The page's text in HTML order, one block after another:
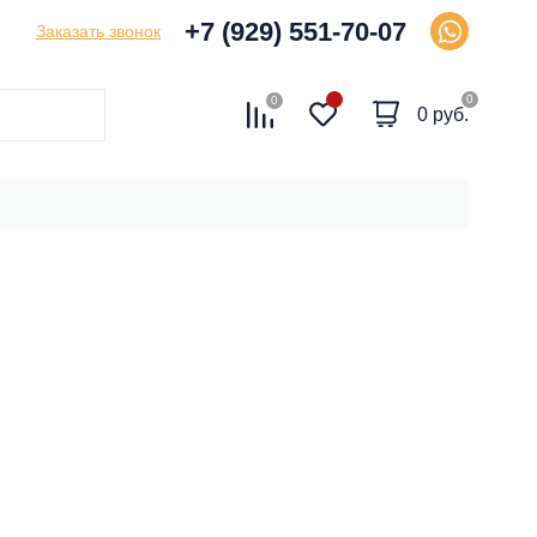
Заказать звонок +7 (929) 551-70-07
0 0
0 руб.